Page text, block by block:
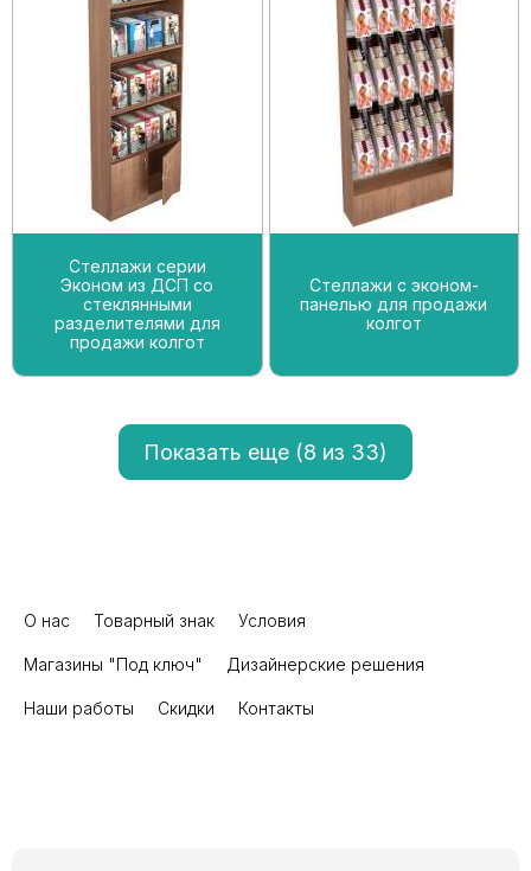
Стеллажи серии
Эконом из ДСП со
стеклянными
разделителями для
продажи колгот
Стеллажи с эконом-
панелью для продажи
колгот
Показать еще (8 из 33)
О нас Товарный знак Условия
Магазины "Под ключ" Дизайнерские решения
Наши работы Скидки Контакты